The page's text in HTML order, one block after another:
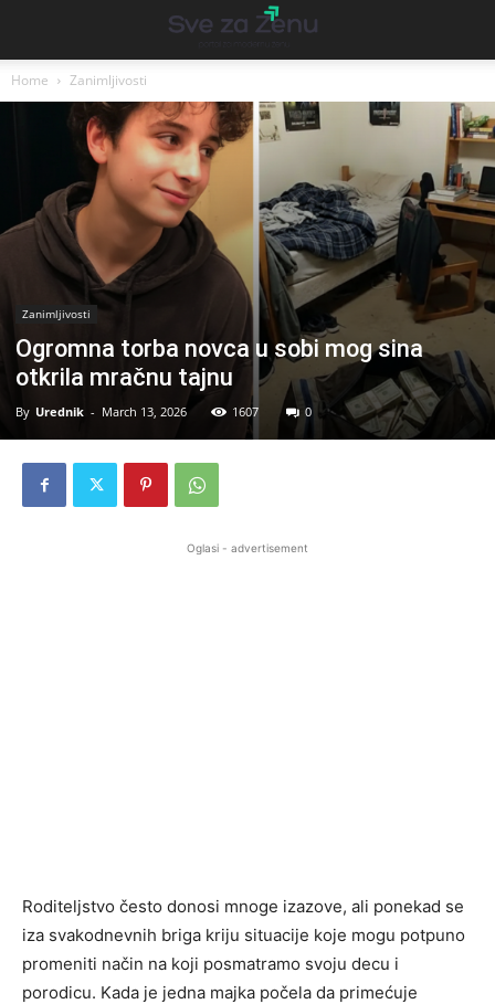
Home Zanimljivosti
Zanimljivosti
Ogromna torba novca u sobi mog sina
otkrila mračnu tajnu
By Urednik - March 13, 2026 1607 0
Oglasi - advertisement
Roditeljstvo često donosi mnoge izazove, ali ponekad se
iza svakodnevnih briga kriju situacije koje mogu potpuno
promeniti način na koji posmatramo svoju decu i
porodicu. Kada je jedna majka počela da primećuje